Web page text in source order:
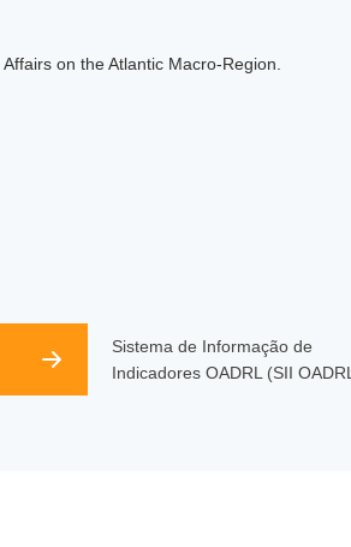
on the Atlantic Macro-Region.
Sistema de Informação de
Indicadores OADRL (SII